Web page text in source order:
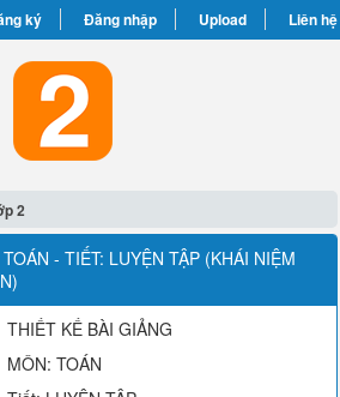
ký Đăng nhập Upload Liên hệ
2
- TIẾT: LUYỆN TẬP (KHÁI NIỆM
THIẾT KẾ BÀI GIẢNG
MÔN: TOÁN